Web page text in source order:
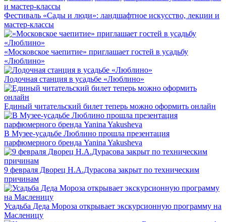
Фестиваль «Сады и люди»: ландшафтное искусство, лекции и
мастер-классы
«Московское чаепитие» приглашает гостей в усадьбу
«Люблино»
Лодочная станция в усадьбе «Люблино»
Единый читательский билет теперь можно оформить онлайн
В Музее-усадьбе Люблино прошла презентация
парфюмерного бренда Yanina Yakusheva
9 февраля Дворец Н.А.Дурасова закрыт по техническим
причинам
Усадьба Деда Мороза открывает экскурсионную программу на
Масленицу